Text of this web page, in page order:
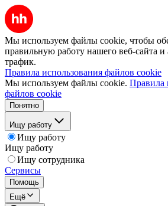
Мы используем файлы cookie, чтобы
правильную работу нашего веб-сайта и
трафик.
Правила использования файлов cookie
Мы используем файлы cookie. Правила
файлов cookie
Понятно
Ищу работу
Ищу работу
Ищу работу
Ищу сотрудника
Сервисы
Помощь
Ещё